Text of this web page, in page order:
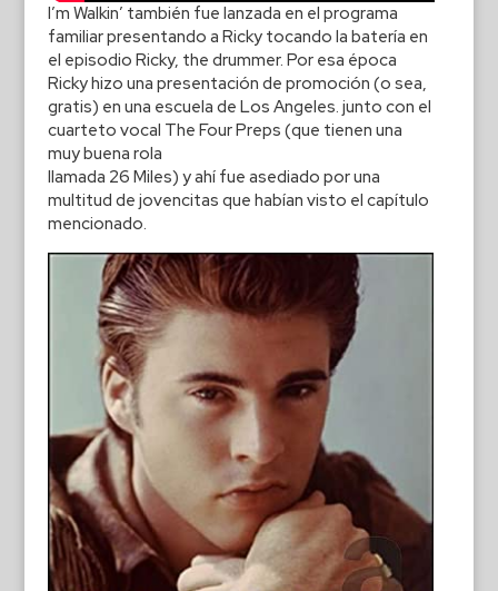
I’m Walkin’ también fue lanzada en el programa
familiar presentando a Ricky tocando la batería en
el episodio Ricky, the drummer. Por esa época
Ricky hizo una presentación de promoción (o sea,
gratis) en una escuela de Los Angeles. junto con el
cuarteto vocal The Four Preps (que tienen una
muy buena rola
llamada 26 Miles) y ahí fue asediado por una
multitud de jovencitas que habían visto el capítulo
mencionado.